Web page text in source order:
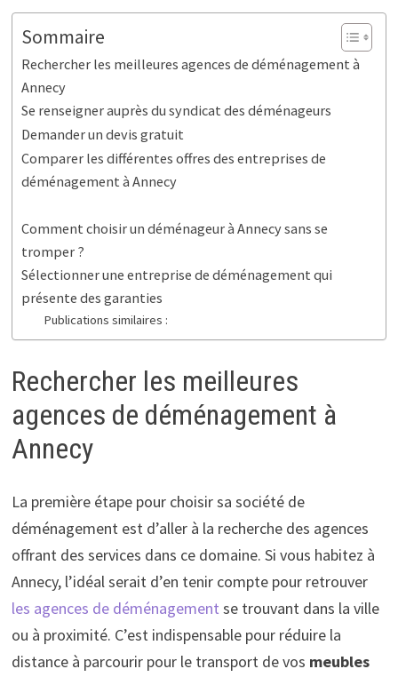
Sommaire
Rechercher les meilleures agences de déménagement à
Annecy
Se renseigner auprès du syndicat des déménageurs
Demander un devis gratuit
Comparer les différentes offres des entreprises de
déménagement à Annecy
Comment choisir un déménageur à Annecy sans se
tromper ?
Sélectionner une entreprise de déménagement qui
présente des garanties
Publications similaires :
Rechercher les meilleures
agences de déménagement à
Annecy
La première étape pour choisir sa société de
déménagement est d’aller à la recherche des agences
offrant des services dans ce domaine. Si vous habitez à
Annecy, l’idéal serait d’en tenir compte pour retrouver
les agences de déménagement se trouvant dans la ville
ou à proximité. C’est indispensable pour réduire la
distance à parcourir pour le transport de vos meubles